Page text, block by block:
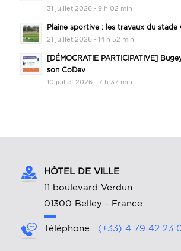
31 juillet 2026 - 9 h 02 min
Plaine sportive : les travaux du stade
21 juillet 2026 - 14 h 52 min
[DÉMOCRATIE PARTICIPATIVE]
son CoDev
10 juillet 2026 - 7 h 37 min
HÔTEL DE VILLE
11 boulevard Verdun
01300 Belley - France
Téléphone : (+33) 4 79 42 23